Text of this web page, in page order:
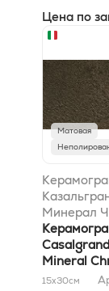
Цена по
Матовая
Минерал
Минерал
Mineral
Brown
15x30см